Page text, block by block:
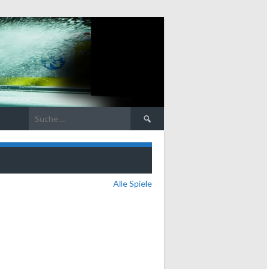
Suche
nach:
Alle Spiele